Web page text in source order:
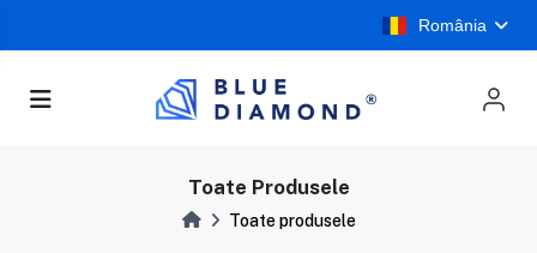
România
Toate Produsele
Toate produsele